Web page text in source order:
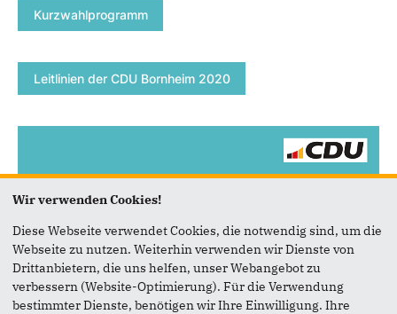
Kurzwahlprogramm
Leitlinien der CDU Bornheim 2020
Wir verwenden Cookies!
Diese Webseite verwendet Cookies, die notwendig sind, um die
Webseite zu nutzen. Weiterhin verwenden wir Dienste von
Drittanbietern, die uns helfen, unser Webangebot zu
verbessern (Website-Optimierung). Für die Verwendung
bestimmter Dienste, benötigen wir Ihre Einwilligung. Ihre